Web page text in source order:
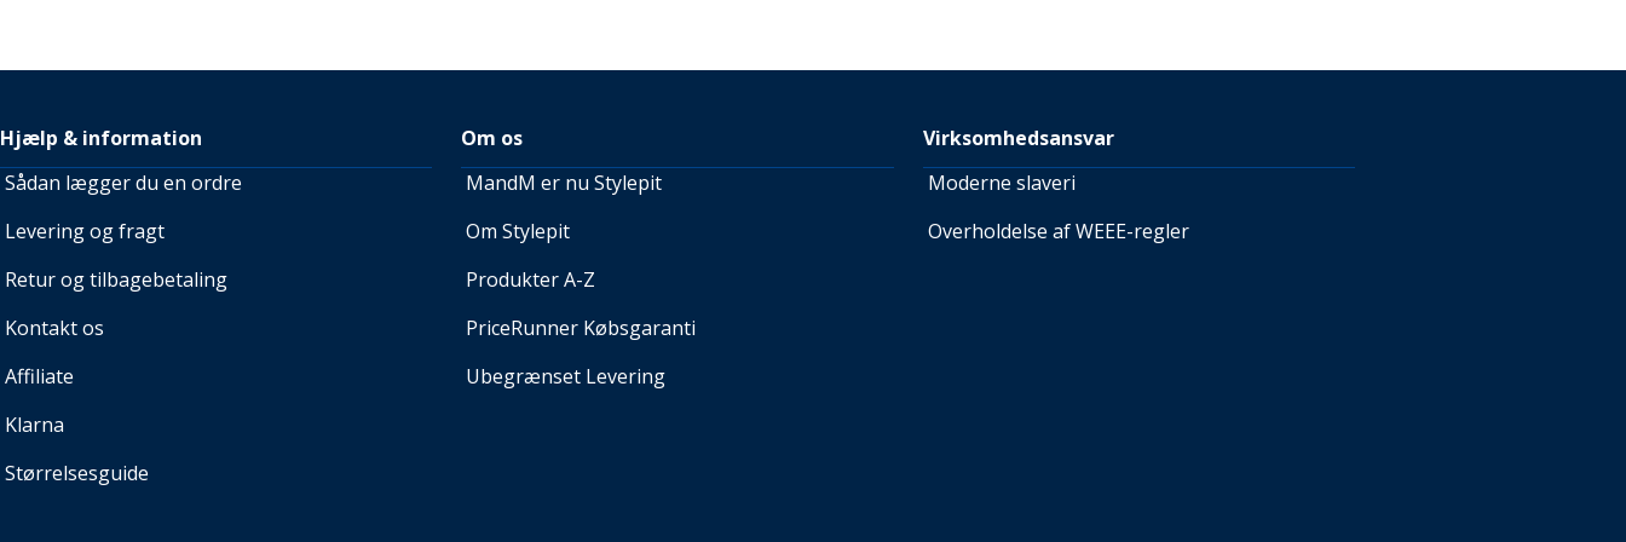
Hjælp & information
Sådan lægger du en ordre
Levering og fragt
Retur og tilbagebetaling
Kontakt os
Affiliate
Klarna
Størrelsesguide
Om os
MandM er nu Stylepit
Om Stylepit
Produkter A-Z
PriceRunner Købsgaranti
Ubegrænset Levering
Virksomhedsansvar
Moderne slaveri
Overholdelse af WEEE-regler